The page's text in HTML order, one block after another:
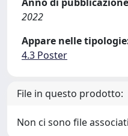
2022
Appare nelle
4.3 Poster
File in questo prodotto:
Non ci sono file